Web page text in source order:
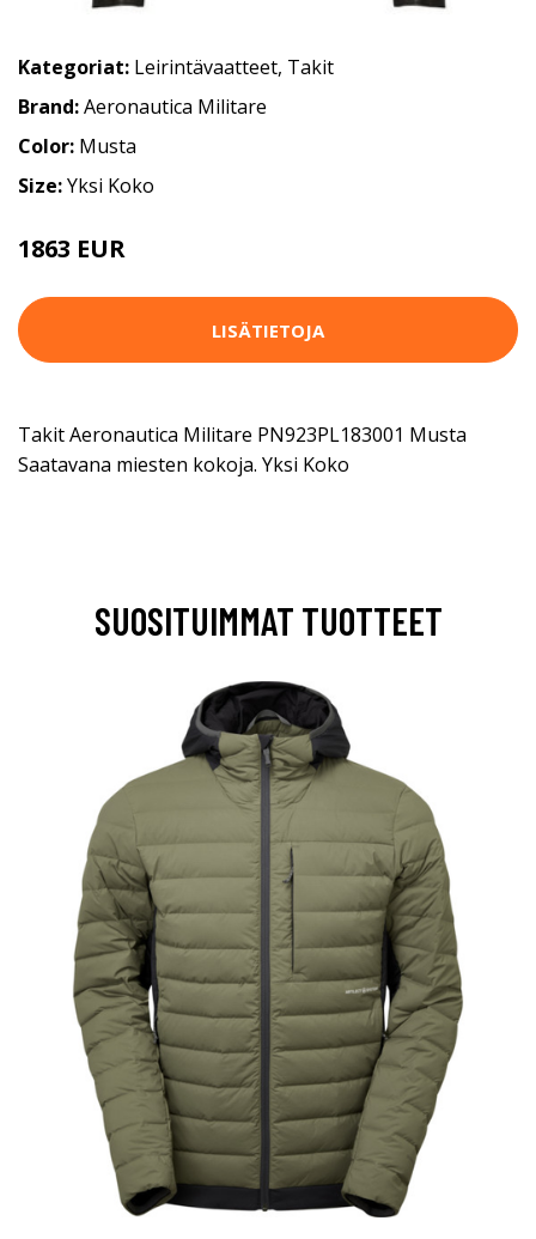
Kategoriat: Leirintävaatteet, Takit
Brand:Aeronautica Militare
Color: Musta
Size:Yksi Koko
1863 EUR
LISÄTIETOJA
Takit Aeronautica Militare PN923PL183001 Musta
Saatavana miesten kokoja. Yksi Koko
SUOSITUIMMAT TUOTTEET